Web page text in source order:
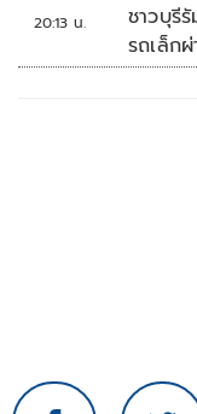
20:13 น.
ชาวบุรี
รถเล็ก